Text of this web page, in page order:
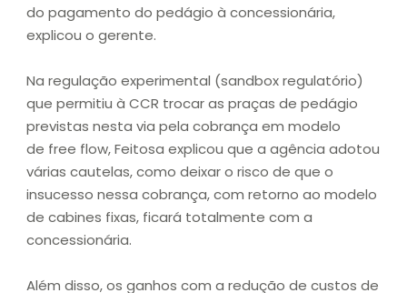
do pagamento do pedágio à concessionária,
explicou o gerente.
Na regulação experimental (sandbox regulatório)
que permitiu à CCR trocar as praças de pedágio
previstas nesta via pela cobrança em modelo
de free flow, Feitosa explicou que a agência adotou
várias cautelas, como deixar o risco de que o
insucesso nessa cobrança, com retorno ao modelo
de cabines fixas, ficará totalmente com a
concessionária.
Além disso, os ganhos com a redução de custos de